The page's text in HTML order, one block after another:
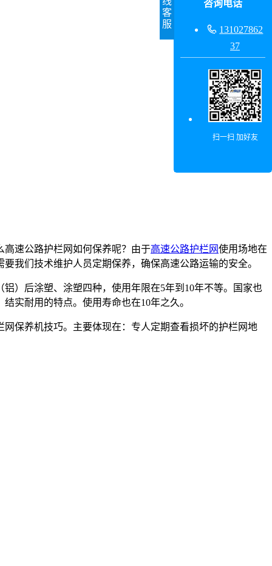
速公路护栏网如何保养呢？由于高速公路护栏网使用场地在
我们技术维护人员定期保养，确保高速公路运输的安全。
）后涂塑、涂塑四种，使用年限在5年到10年不等。国家也
实耐用的特点。使用寿命也在10年之久。
保养机技巧。主要体现在：专人定期查看损坏的护栏网地
客
服
咨询电话
 131027862
37
扫一扫 加好友